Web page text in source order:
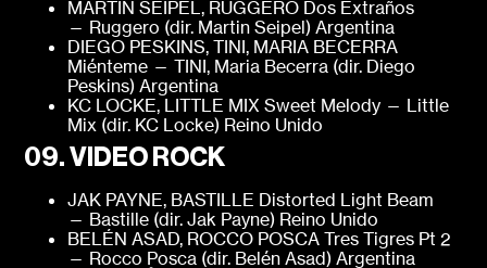
MARTIN SEIPEL, RUGGERO Dos Extraños
— Ruggero (dir. Martin Seipel) Argentina
DIEGO PESKINS, TINI, MARIA BECERRA
Miénteme — TINI, Maria Becerra (dir. Diego
Peskins) Argentina
KC LOCKE, LITTLE MIX Sweet Melody — Little
Mix (dir. KC Locke) Reino Unido
09. VIDEO ROCK
JAK PAYNE, BASTILLE Distorted Light Beam
— Bastille (dir. Jak Payne) Reino Unido
BELÉN ASAD, ROCCO POSCA Tres Tigres Pt 2
— Rocco Posca (dir. Belén Asad) Argentina